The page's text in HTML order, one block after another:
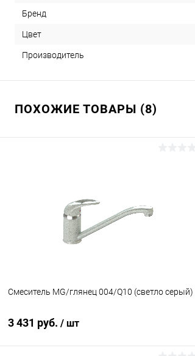
Бренд
Цвет
Производитель
ПОХОЖИЕ ТОВАРЫ (8)
Смеситель MG/глянец 004/Q10 (светло серый)
3 431 руб. / шт